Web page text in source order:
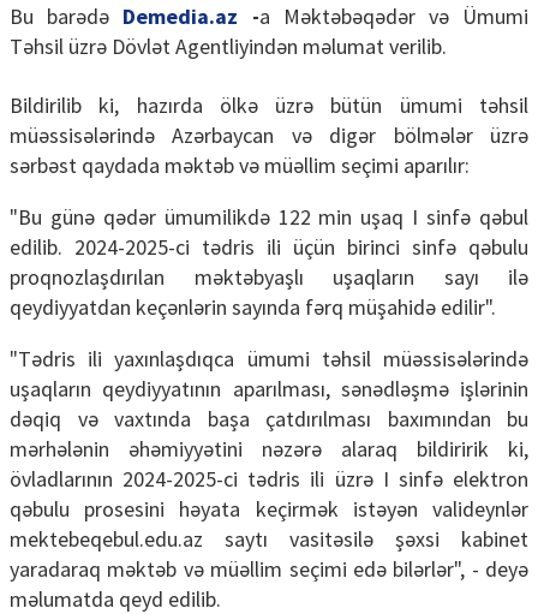
Bu barədə Demedia.az -a Məktəbəqədər və Ümumi
Təhsil üzrə Dövlət Agentliyindən məlumat verilib.
Bildirilib ki, hazırda ölkə üzrə bütün ümumi təhsil
müəssisələrində Azərbaycan və digər bölmələr üzrə
sərbəst qaydada məktəb və müəllim seçimi aparılır:
"Bu günə qədər ümumilikdə 122 min uşaq I sinfə qəbul
edilib. 2024-2025-ci tədris ili üçün birinci sinfə qəbulu
proqnozlaşdırılan məktəbyaşlı uşaqların sayı ilə
qeydiyyatdan keçənlərin sayında fərq müşahidə edilir".
"Tədris ili yaxınlaşdıqca ümumi təhsil müəssisələrində
uşaqların qeydiyyatının aparılması, sənədləşmə işlərinin
dəqiq və vaxtında başa çatdırılması baxımından bu
mərhələnin əhəmiyyətini nəzərə alaraq bildiririk ki,
övladlarının 2024-2025-ci tədris ili üzrə I sinfə elektron
qəbulu prosesini həyata keçirmək istəyən valideynlər
mektebeqebul.edu.az saytı vasitəsilə şəxsi kabinet
yaradaraq məktəb və müəllim seçimi edə bilərlər", - deyə
məlumatda qeyd edilib.